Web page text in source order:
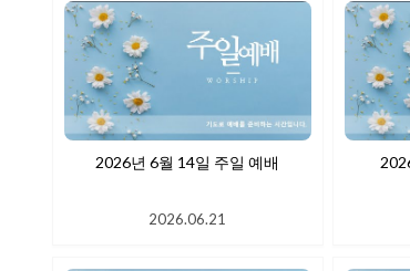
2026년 6월 14일 주일 예배
2026.06.21